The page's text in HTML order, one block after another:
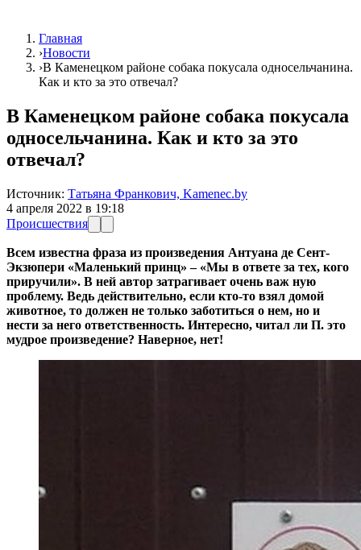
Главная
›Новости
›В Каменецком районе собака покусала односельчанина.
Как и кто за это отвечал?
В Каменецком районе собака покусала
односельчанина. Как и кто за это
отвечал?
Источник: Татьяна Франкович, Kamenec.by
4 апреля 2022 в 19:18
Происшествия
Всем известна фраза из произведения Антуана де Сент-
Экзюпери «Маленький принц» – «Мы в ответе за тех, кого
приручили». В ней автор затрагивает очень важ ную
проблему. Ведь действительно, если кто-то взял домой
животное, то должен не только заботиться о нем, но и
нести за него ответственность. Интересно, читал ли П. это
мудрое произведение? Наверное, нет!